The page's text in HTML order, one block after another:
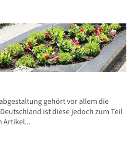
gehört vor allem die
ist diese jedoch zum Teil
Artikel...